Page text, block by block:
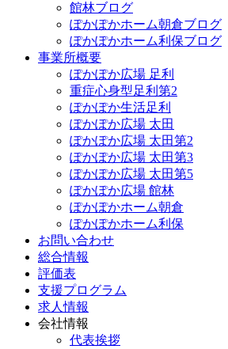
館林ブログ
ぽかぽかホーム朝倉ブログ
ぽかぽかホーム利保ブログ
事業所概要
ぽかぽか広場 足利
重症心身型足利第2
ぽかぽか生活足利
ぽかぽか広場 太田
ぽかぽか広場 太田第2
ぽかぽか広場 太田第3
ぽかぽか広場 太田第5
ぽかぽか広場 館林
ぽかぽかホーム朝倉
ぽかぽかホーム利保
お問い合わせ
総合情報
評価表
支援プログラム
求人情報
会社情報
代表挨拶